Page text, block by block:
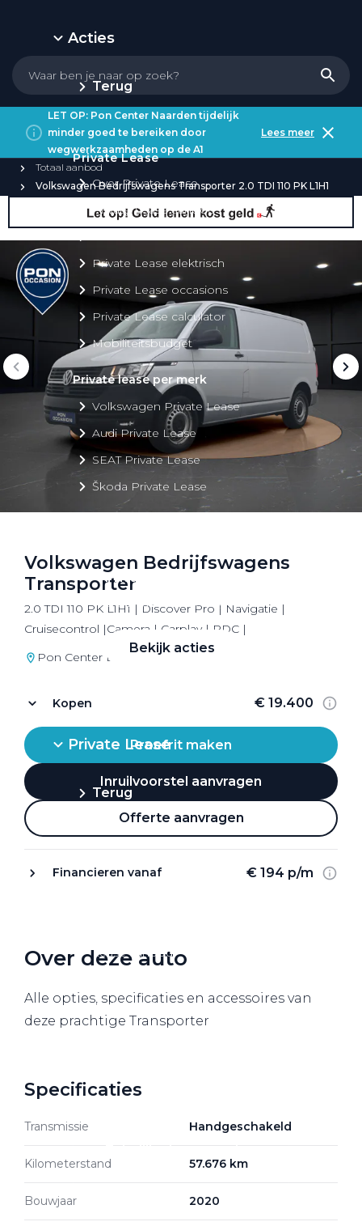
Acties
Terug
Private Lease
Over Private Lease
Private Lease aanbod
Private Lease elektrisch
Private Lease occasions
Private Lease calculator
Mobiliteitsbudget
Private lease per merk
Volkswagen Private Lease
Audi Private Lease
SEAT Private Lease
Škoda Private Lease
Private Lease acties
Bekijk alle aanbiedingen
Bekijk acties
Private Lease
Terug
Lease aanbod
Berijdersinfo
Lease acties
Zakelijke Lease acties
LET OP: Pon Center Naarden tijdelijk
minder goed te bereiken door
wegwerkzaamheden op de A1
Lees meer
Totaal aanbod
Volkswagen Bedrijfswagens Transporter 2.0 TDI 110 PK L1H1
Volkswagen Bedrijfswagens
Transporter
2.0 TDI 110 PK L1H1 | Discover Pro | Navigatie |
Cruisecontrol |Camera | Carplay | PDC |
Pon Center Barneveld
Kopen € 19.400
Proefrit maken
Inruilvoorstel aanvragen
Offerte aanvragen
Financieren vanaf € 194 p/m
Over deze auto
Alle opties, specificaties en accessoires van
deze prachtige Transporter
Specificaties
Transmissie Handgeschakeld
Kilometerstand 57.676 km
Bouwjaar 2020